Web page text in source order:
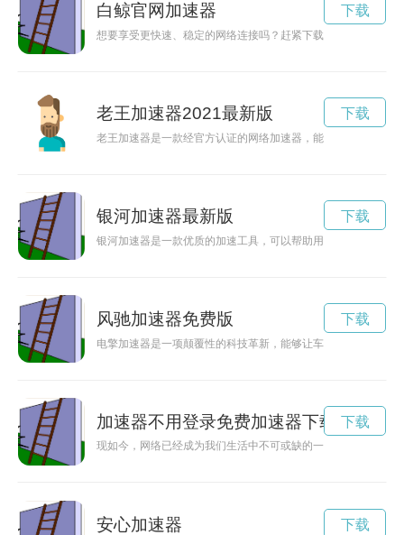
白鲸官网加速器
想要享受更快速、稳定的网络连接吗？赶紧下载白鲸加速器官
下载
老王加速器2021最新版
老王加速器是一款经官方认证的网络加速器，能够有效提升网
下载
银河加速器最新版
银河加速器是一款优质的加速工具，可以帮助用户解决网络延
下载
风驰加速器免费版
电擎加速器是一项颠覆性的科技革新，能够让车辆拥有更加强
下载
加速器不用登录免费加速器下载
现如今，网络已经成为我们生活中不可或缺的一部分。为了更
下载
安心加速器 下载